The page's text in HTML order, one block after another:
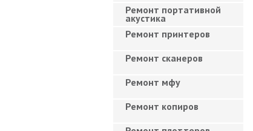
Ремонт портативной
акустика
Ремонт принтеров
Ремонт сканеров
Ремонт мфу
Ремонт копиров